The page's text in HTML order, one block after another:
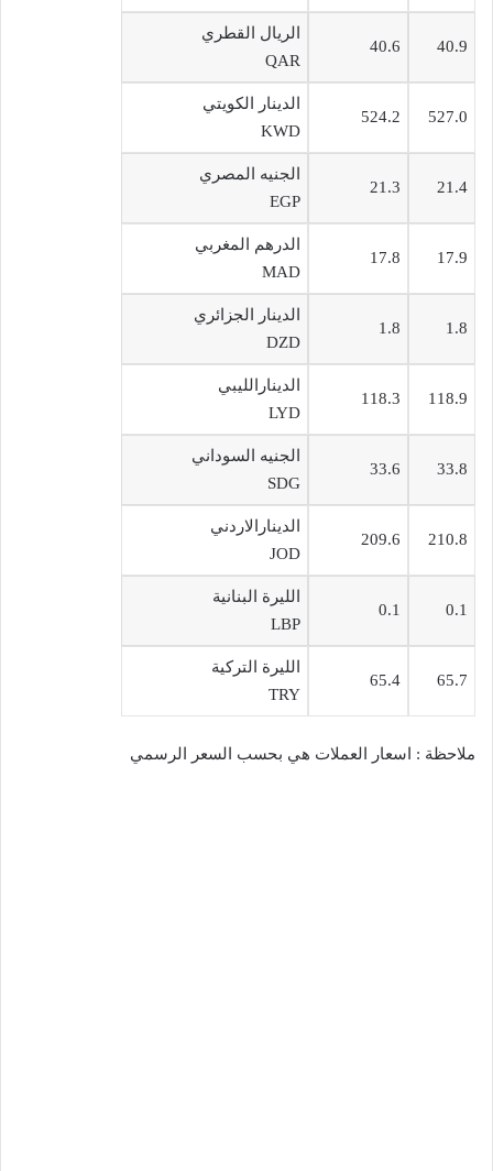
40.9
40.6
الريال القطري
QAR
527.0
524.2
الدينار الكويتي
KWD
21.4
21.3
الجنيه المصري
EGP
17.9
17.8
الدرهم المغربي
MAD
1.8
1.8
الدينار الجزائري
DZD
118.9
118.3
الدينارالليبي
LYD
33.8
33.6
الجنيه السوداني
SDG
210.8
209.6
الدينارالاردني
JOD
0.1
0.1
الليرة البنانية
LBP
65.7
65.4
الليرة التركية
TRY
ملاحظة : اسعار العملات هي بحسب السعر الرسمي